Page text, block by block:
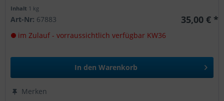
Inhalt 1 kg
Art-Nr: 67883 35,00 € *
im Zulauf - vorraussichtlich verfügbar KW36
In den Warenkorb
Merken